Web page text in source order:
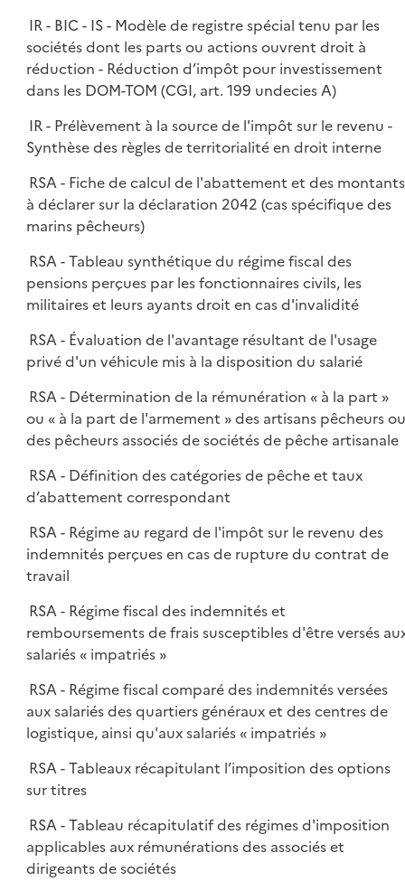
IR - BIC - IS - Modèle de registre spécial tenu par les
sociétés dont les parts ou actions ouvrent droit à
réduction - Réduction d’impôt pour investissement
dans les DOM-TOM (CGI, art. 199 undecies A)
IR - Prélèvement à la source de l'impôt sur le revenu -
Synthèse des règles de territorialité en droit interne
RSA - Fiche de calcul de l'abattement et des montants
à déclarer sur la déclaration 2042 (cas spécifique des
marins pêcheurs)
RSA - Tableau synthétique du régime fiscal des
pensions perçues par les fonctionnaires civils, les
militaires et leurs ayants droit en cas d'invalidité
RSA - Évaluation de l'avantage résultant de l'usage
privé d'un véhicule mis à la disposition du salarié
RSA - Détermination de la rémunération « à la part »
ou « à la part de l'armement » des artisans pêcheurs ou
des pêcheurs associés de sociétés de pêche artisanale
RSA - Définition des catégories de pêche et taux
d’abattement correspondant
RSA - Régime au regard de l'impôt sur le revenu des
indemnités perçues en cas de rupture du contrat de
travail
RSA - Régime fiscal des indemnités et
remboursements de frais susceptibles d'être versés
salariés « impatriés »
RSA - Régime fiscal comparé des indemnités versées
aux salariés des quartiers généraux et des centres de
logistique, ainsi qu'aux salariés « impatriés »
RSA - Tableaux récapitulant l’imposition des options
sur titres
RSA - Tableau récapitulatif des régimes d'imposition
applicables aux rémunérations des associés et
dirigeants de sociétés